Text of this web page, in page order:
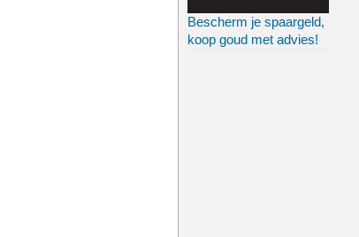
Bescherm je spaargeld,
koop goud met advies!